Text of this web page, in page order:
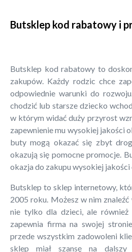
Butsklep kod rabatowy i
Butsklep kod rabatowy to
zakupów. Każdy rodzic chce
odpowiednie warunki do
chodzić lub starsze dziecko
w którym widać duży przyrost
zapewnienie mu wysokiej jakości
buty mogą okazać się zbyt
okazują się pomocne promocje.
okazja do zakupu wysokiej
Butsklep to sklep internetowy,
2005 roku. Możesz w nim
nie tylko dla dzieci, ale również
zapewnia firma na swojej
przede wszystkim zadowoleni
sklep miał szansę na